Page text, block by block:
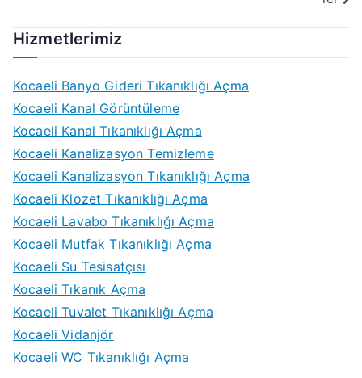
Hizmetlerimiz
Kocaeli Banyo Gideri Tıkanıklığı Açma
Kocaeli Kanal Görüntüleme
Kocaeli Kanal Tıkanıklığı Açma
Kocaeli Kanalizasyon Temizleme
Kocaeli Kanalizasyon Tıkanıklığı Açma
Kocaeli Klozet Tıkanıklığı Açma
Kocaeli Lavabo Tıkanıklığı Açma
Kocaeli Mutfak Tıkanıklığı Açma
Kocaeli Su Tesisatçısı
Kocaeli Tıkanık Açma
Kocaeli Tuvalet Tıkanıklığı Açma
Kocaeli Vidanjör
Kocaeli WC Tıkanıklığı Açma